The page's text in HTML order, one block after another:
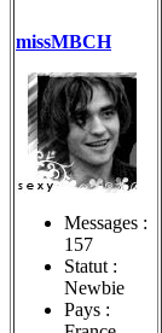
missMBCH
Messages :
157
Statut :
Newbie
Pays :